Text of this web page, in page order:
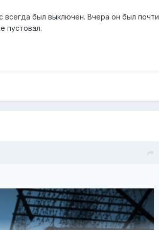
всегда был выключен. Вчера он был почти
пустовал.